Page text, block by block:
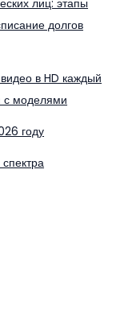
лиц: этапы
долгов
в HD каждый
с моделями
году